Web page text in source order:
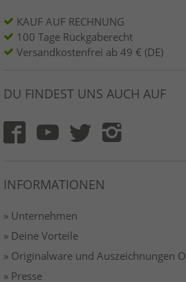
KAUF AUF RECHNUNG
100 Tage Rückgaberecht
Versandkostenfrei ab 49 € (DE)
DU FINDEST UNS AUCH AUF
INFORMATIONEN
» Unternehmen
» Deine Vorteile
» Originalware und Auszeichnungen
» Presse